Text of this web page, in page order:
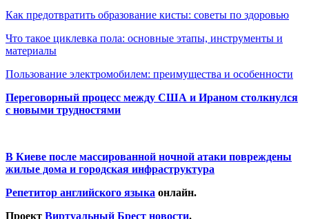
Как предотвратить образование кисты: советы по здоровью
Что такое циклевка пола: основные этапы, инструменты и
материалы
Пользование электромобилем: преимущества и особенности
Переговорный процесс между США и Ираном столкнулся
с новыми трудностями
В Киеве после массированной ночной атаки повреждены
жилые дома и городская инфраструктура
Репетитор английского языка онлайн.
Проект Виртуальный Брест новости.